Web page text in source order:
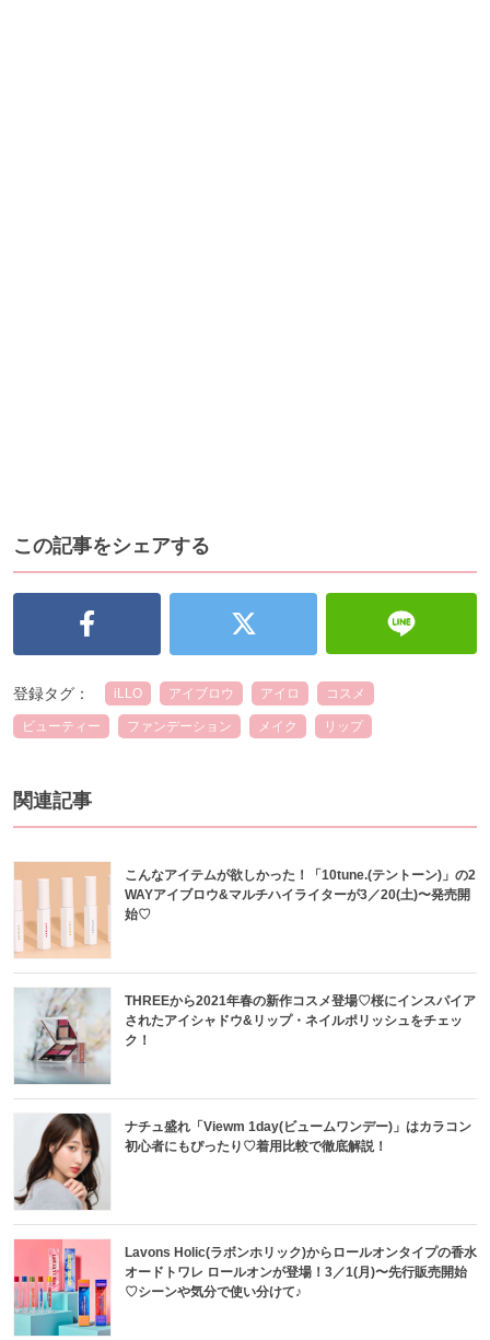
この記事をシェアする
登録タグ： iLLO アイブロウ アイロ コスメ
ビューティー ファンデーション メイク リップ
関連記事
こんなアイテムが欲しかった！「10tune.(テントーン)」の2
WAYアイブロウ&マルチハイライターが3／20(土)〜発売開
始♡
THREEから2021年春の新作コスメ登場♡桜にインスパイア
されたアイシャドウ&リップ・ネイルポリッシュをチェッ
ク！
ナチュ盛れ「Viewm 1day(ビュームワンデー)」はカラコン
初心者にもぴったり♡着用比較で徹底解説！
Lavons Holic(ラボンホリック)からロールオンタイプの香水
オードトワレ ロールオンが登場！3／1(月)〜先行販売開始
♡シーンや気分で使い分けて♪